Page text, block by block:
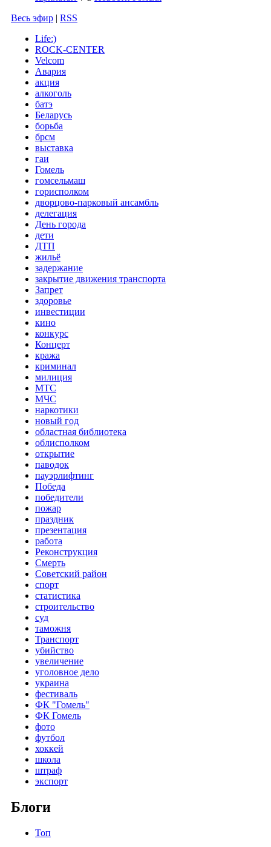
Весь эфир | RSS
Life:)
ROCK-CENTER
Velcom
Авария
акция
алкоголь
батэ
Беларусь
борьба
брсм
выставка
гаи
Гомель
гомсельмаш
горисполком
дворцово-парковый ансамбль
делегация
День города
дети
ДТП
жильё
задержание
закрытие движения транспорта
Запрет
здоровье
инвестиции
кино
конкурс
Концерт
кража
криминал
милиция
МТС
МЧС
наркотики
новый год
областная библиотека
облисполком
открытие
паводок
пауэрлифтинг
Победа
победители
пожар
праздник
презентация
работа
Реконструкция
Смерть
Советский район
спорт
статистика
строительство
суд
таможня
Транспорт
убийство
увеличение
уголовное дело
украина
фестиваль
ФК "Гомель"
ФК Гомель
фото
футбол
хоккей
школа
штраф
экспорт
Блоги
Топ